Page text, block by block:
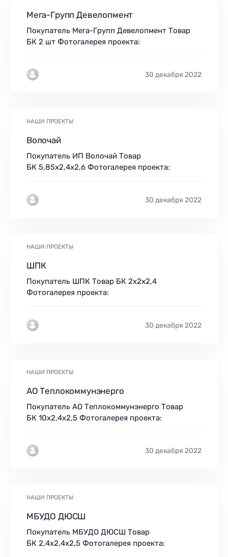
Мега-Групп Девелопмент
Покупатель Мега-Групп Девелопмент Товар
БК 2 шт Фотогалерея проекта:
30 декабря 2022
НАШИ ПРОЕКТЫ
Волочай
Покупатель ИП Волочай Товар
БК 5,85х2,4х2,6 Фотогалерея проекта:
30 декабря 2022
НАШИ ПРОЕКТЫ
ШПК
Покупатель ШПК Товар БК 2х2х2,4
Фотогалерея проекта:
30 декабря 2022
НАШИ ПРОЕКТЫ
АО Теплокоммунэнерго
Покупатель АО Теплокоммунэнерго Товар
БК 10х2,4х2,5 Фотогалерея проекта:
30 декабря 2022
НАШИ ПРОЕКТЫ
МБУДО ДЮСШ
Покупатель МБУДО ДЮСШ Товар
БК 2,4х2,4х2,5 Фотогалерея проекта: